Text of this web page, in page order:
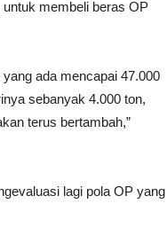
membeli beras OP
ada mencapai 47.000
sebanyak 4.000 ton,
terus bertambah,”
lagi pola OP yang